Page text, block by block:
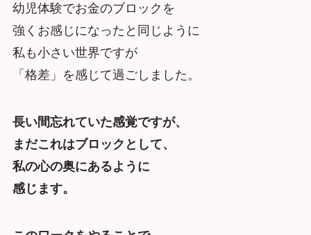
幼児体験でお金のブロックを
強くお感じになったと同じように
私も小さい世界ですが
「格差」を感じて過ごしました。
長い間忘れていた感覚ですが、
まだこれはブロックとして、
私の心の奥にあるように
感じます。